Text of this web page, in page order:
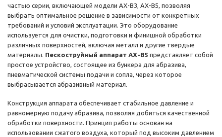
частью серии, включающей модели AX-B3, AX-B5, позволяя
выбрать оптимальное решение в зависимости от конкретных
требований и условий эксплуатации. Это оборудование
используется для очистки, подготовки и финишной обработки
различных поверхностей, включая металл и другие твердые
материалы. Пескоструйный аппарат AX-B5 представляет собой
простое устройство, состоящее из бункера для абразива,
пневматической системы подачи и сопла, через которое
выбрасывается абразивный материал.
Конструкция аппарата обеспечивает стабильное давление и
равномерную подачу абразива, позволяя добиться качественной
обработки поверхности. Принцип работы основан на
использовании сжатого воздуха, который под высоким давлением